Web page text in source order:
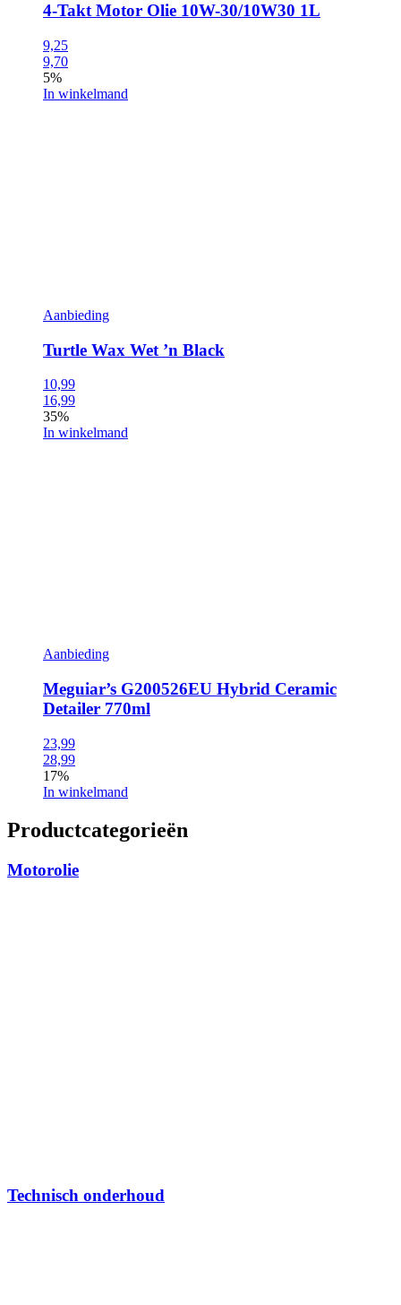
4-Takt Motor Olie 10W-30/10W30 1L
9,25
9,70
5%
In winkelmand
Aanbieding
Turtle Wax Wet ’n Black
10,99
16,99
35%
In winkelmand
Aanbieding
Meguiar’s G200526EU Hybrid Ceramic
Detailer 770ml
23,99
28,99
17%
In winkelmand
Productcategorieën
Motorolie
Technisch onderhoud